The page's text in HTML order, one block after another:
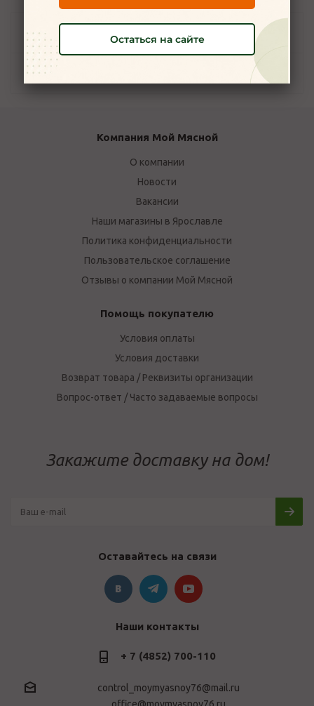
Задать вопрос
Наличие
Компания Мой Мясной
О компании
Новости
Вакансии
Наши магазины в Ярославле
Политика конфиденциальности
Пользовательское соглашение
Отзывы о компании Мой Мясной
Помощь покупателю
Условия оплаты
Условия доставки
Возврат товара / Реквизиты организации
Вопрос-ответ / Часто задаваемые вопросы
Закажите доставку на дом!
Оставайтесь на связи
Наши контакты
+ 7 (4852) 700-110
control_moymyasnoy76@mail.ru
Остаться на сайте